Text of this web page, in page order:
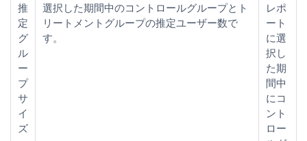
推
定
グ
ル
ー
プ
サ
イ
ズ
選択した期間中のコントロールグループとト
リートメントグループの推定ユーザー数で
す。
レポ
ート
に選
択し
た期
間中
にコ
ント
ロー